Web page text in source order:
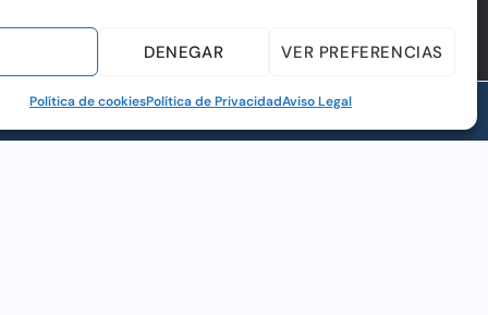
DENEGAR VER PREFERENCIAS
Política de cookiesPolítica de PrivacidadAviso Legal